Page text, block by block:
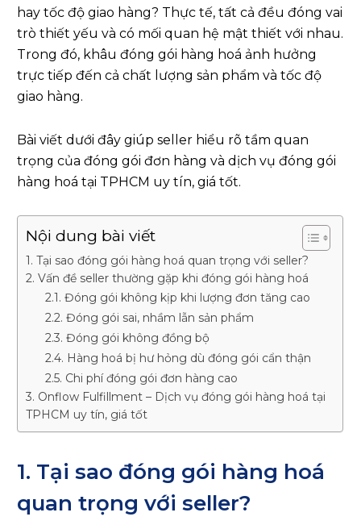
hay tốc độ giao hàng? Thực tế, tất cả đều đóng vai
trò thiết yếu và có mối quan hệ mật thiết với nhau.
Trong đó, khâu đóng gói hàng hoá ảnh hưởng
trực tiếp đến cả chất lượng sản phẩm và tốc độ
giao hàng.
Bài viết dưới đây giúp seller hiểu rõ tầm quan
trọng của đóng gói đơn hàng và dịch vụ đóng gói
hàng hoá tại TPHCM uy tín, giá tốt.
Nội dung bài viết
1. Tại sao đóng gói hàng hoá quan trọng với seller?
2. Vấn đề seller thường gặp khi đóng gói hàng hoá
2.1. Đóng gói không kịp khi lượng đơn tăng cao
2.2. Đóng gói sai, nhầm lẫn sản phẩm
2.3. Đóng gói không đồng bộ
2.4. Hàng hoá bị hư hỏng dù đóng gói cẩn thận
2.5. Chi phí đóng gói đơn hàng cao
3. Onflow Fulfillment – Dịch vụ đóng gói hàng hoá tại
TPHCM uy tín, giá tốt
1. Tại sao đóng gói hàng hoá
quan trọng với seller?